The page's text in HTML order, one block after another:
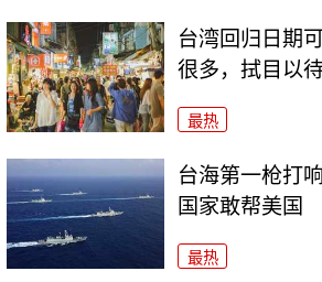
台湾回归日期
很多，拭目以
最热
台海第一枪打
国家敢帮美国
最热